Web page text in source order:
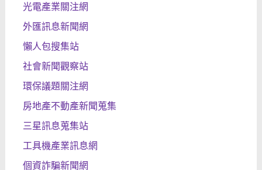
光電產業關注網
外匯訊息新聞網
懶人包搜集站
社會新聞觀察站
環保議題關注網
房地產不動產新聞蒐集
三星訊息蒐集站
工具機產業訊息網
個資詐騙新聞網